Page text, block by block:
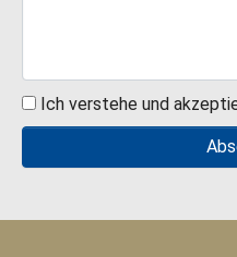
Ich verstehe und